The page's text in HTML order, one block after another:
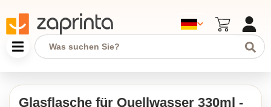
Glasflasche für Quellwasser 330ml -